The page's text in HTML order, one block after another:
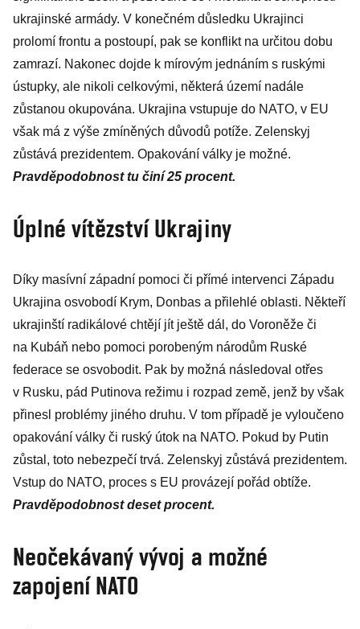
ukrajinské armády. V konečném důsledku Ukrajinci
prolomí frontu a postoupí, pak se konflikt na určitou dobu
zamrazí. Nakonec dojde k mírovým jednáním s ruskými
ústupky, ale nikoli celkovými, některá území nadále
zůstanou okupována. Ukrajina vstupuje do NATO, v EU
však má z výše zmíněných důvodů potíže. Zelenskyj
zůstává prezidentem. Opakování války je možné.
Pravděpodobnost tu činí 25 procent.
Úplné vítězství Ukrajiny
Díky masívní západní pomoci či přímé intervenci Západu
Ukrajina osvobodí Krym, Donbas a přilehlé oblasti. Někteří
ukrajinští radikálové chtějí jít ještě dál, do Voroněže či
na Kubáň nebo pomoci porobeným národům Ruské
federace se osvobodit. Pak by možná následoval otřes
v Rusku, pád Putinova režimu i rozpad země, jenž by však
přinesl problémy jiného druhu. V tom případě je vyloučeno
opakování války či ruský útok na NATO. Pokud by Putin
zůstal, toto nebezpečí trvá. Zelenskyj zůstává prezidentem.
Vstup do NATO, proces s EU provázejí pořád obtíže.
Pravděpodobnost deset procent.
Neočekávaný vývoj a možné
zapojení NATO